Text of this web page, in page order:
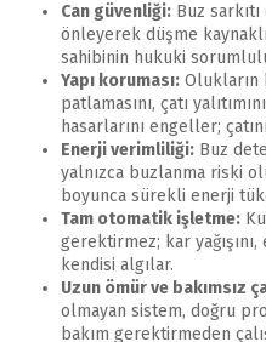
Can güvenliği: Buz
önleyerek düşme
sahibinin hukuki
Yapı koruması: Olukların
patlamasını, çatı
hasarlarını engeller;
Enerji verimliliği: Buz
yalnızca buzlanma riski
boyunca sürekli enerji
Tam otomatik işletme:
gerektirmez; kar
kendisi algılar.
Uzun ömür ve bakımsız
olmayan sistem, doğru
bakım gerektirmeden